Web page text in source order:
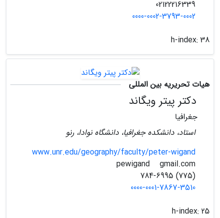
0000-0002-3793-0002
h-index: 38
هیات تحریریه بین المللی
دکتر پیتر ویگاند
جغرافیا
استاد، دانشکده جغرافیا، دانشگاه نوادا، رنو
www.unr.edu/geography/faculty/peter-wigand
gmail.com
(775) 784-6995
0000-0001-7867-3510
h-index: 25